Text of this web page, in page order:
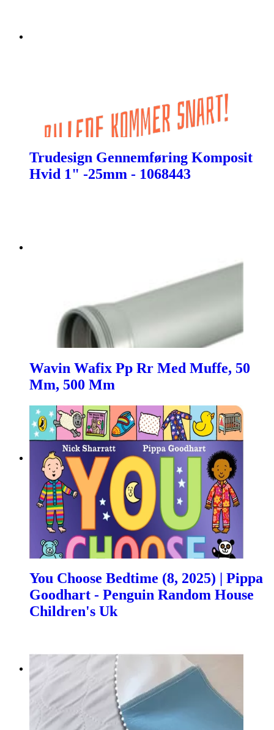
Trudesign Gennemføring Komposit
Hvid 1" -25mm - 1068443
Wavin Wafix Pp Rr Med Muffe, 50
Mm, 500 Mm
You Choose Bedtime (8, 2025) | Pippa
Goodhart - Penguin Random House
Children's Uk